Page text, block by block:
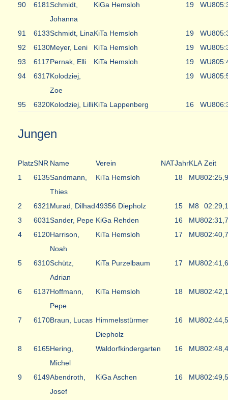
90 6181Schmidt,
Johanna
KiGa Hemsloh 19 WU8
91 6133Schmidt, LinaKiTa Hemsloh 19 WU8
92
6130Meyer, Leni KiTa Hemsloh 19 WU8
93
6117Pernak, Elli KiTa Hemsloh 19 WU8
94
6317Kolodziej,
Zoe
19 WU8
95 6320Kolodziej, LilliKiTa Lappenberg 16 WU8
Jungen
PlatzSNR Name Verein NATJahrKLA Zeit
1
6135Sandmann,
Thies
KiTa Hemsloh 18 MU802:25,9
2 6321 Murad, Dilhad49356 Diepholz 15 M8
02:29,1
3
6031Sander, Pepe KiGa Rehden 16 MU802:31,7
4
6120Harrison,
Noah
KiTa Hemsloh 17 MU802:40,7
5 6310Schütz,
Adrian
KiTa Purzelbaum 17 MU802:41,6
6 6137Hoffmann,
Pepe
KiTa Hemsloh 18 MU802:42,1
7 6170Braun, Lucas Himmelsstürmer
Diepholz
16 MU802:44,5
8 6165Hering,
Michel
Waldorfkindergarten 16 MU802:48,4
9 6149Abendroth,
Josef
KiGa Aschen 16 MU802:49,5